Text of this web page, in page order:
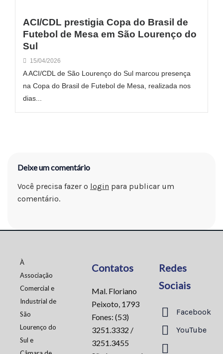
ACI/CDL prestigia Copa do Brasil de
Futebol de Mesa em São Lourenço do
Sul
15/04/2026
A ACI/CDL de São Lourenço do Sul marcou presença
na Copa do Brasil de Futebol de Mesa, realizada nos
dias...
Deixe um comentário
Você precisa fazer o login para publicar um
comentário.
À
Associação
Comercial e
Industrial de
São
Lourenço do
Sul e
Contatos
Mal. Floriano
Peixoto, 1793
Fones: (53)
3251.3332 /
3251.3455
Redes
Sociais
Facebook
YouTube